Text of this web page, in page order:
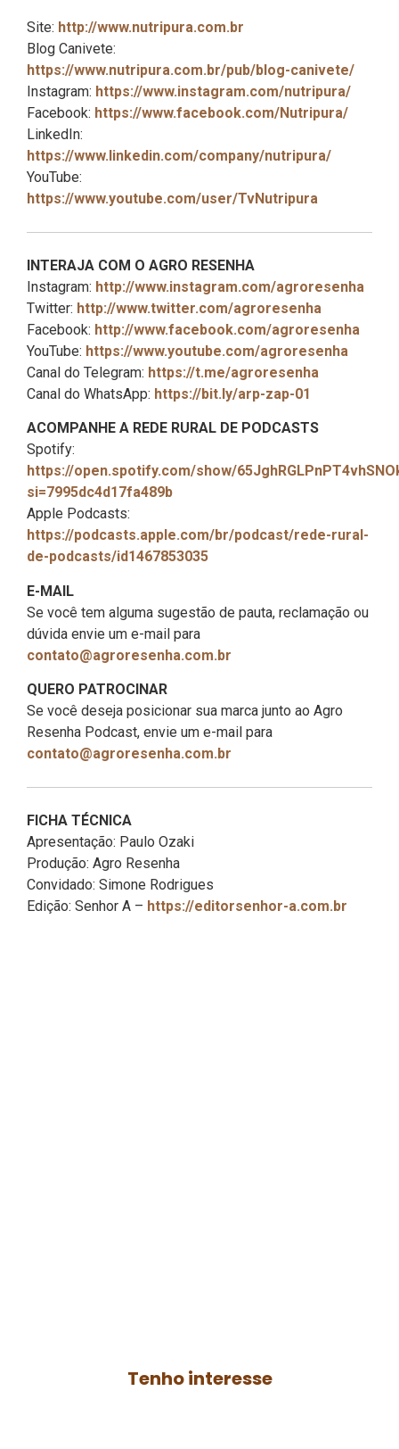
Site: http://www.nutripura.com.br
Blog Canivete:
https://www.nutripura.com.br/pub/blog-canivete/
Instagram: https://www.instagram.com/nutripura/
Facebook: https://www.facebook.com/Nutripura/
LinkedIn:
https://www.linkedin.com/company/nutripura/
YouTube:
https://www.youtube.com/user/TvNutripura
INTERAJA COM O AGRO RESENHA
Instagram: http://www.instagram.com/agroresenha
Twitter: http://www.twitter.com/agroresenha
Facebook: http://www.facebook.com/agroresenha
YouTube: https://www.youtube.com/agroresenha
Canal do Telegram: https://t.me/agroresenha
Canal do WhatsApp: https://bit.ly/arp-zap-01
ACOMPANHE A REDE RURAL DE PODCASTS
Spotify:
https://open.spotify.com/show/
si=7995dc4d17fa489b
Apple Podcasts:
https://podcasts.apple.com/br/podcast/rede-rural-
de-podcasts/id1467853035
E-MAIL
Se você tem alguma sugestão de pauta, reclamação ou
dúvida envie um e-mail para
contato@agroresenha.com.br
QUERO PATROCINAR
Se você deseja posicionar sua marca junto ao Agro
Resenha Podcast, envie um e-mail para
contato@agroresenha.com.br
FICHA TÉCNICA
Apresentação: Paulo Ozaki
Produção: Agro Resenha
Convidado: Simone Rodrigues
Edição: Senhor A – https://editorsenhor-a.com.br
Tenho interesse